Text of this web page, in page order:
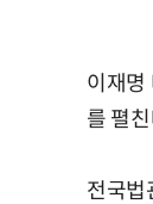
이재명
를 펼
전국법